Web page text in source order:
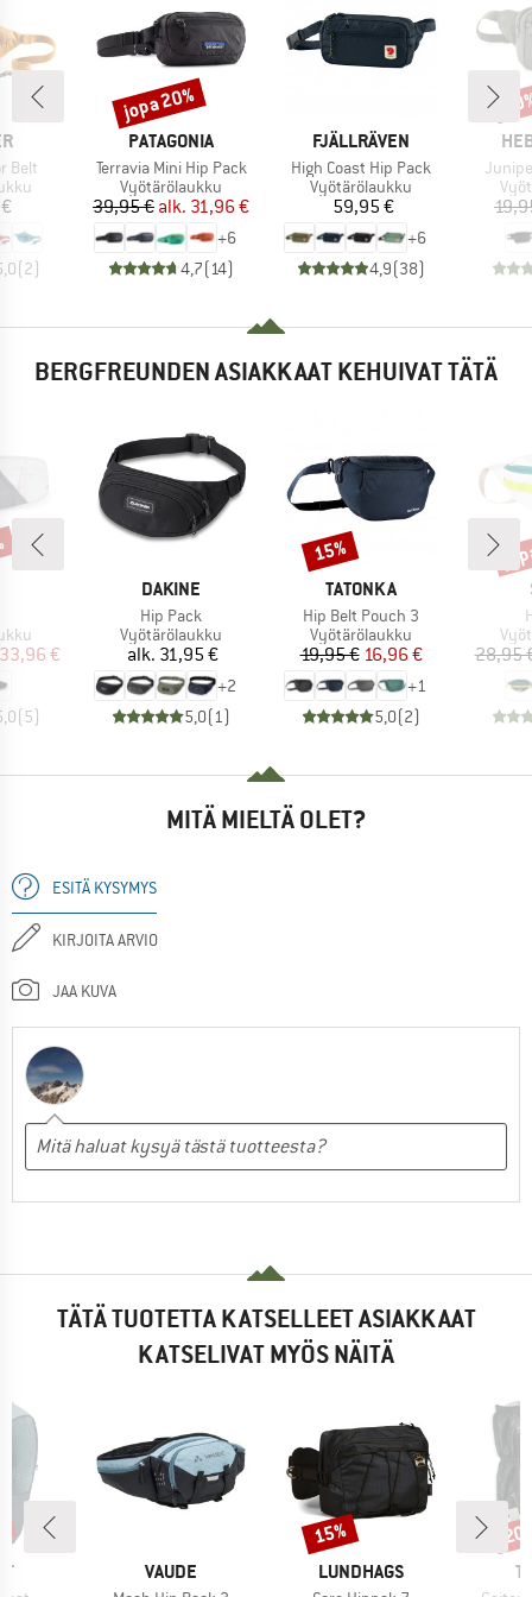
Belt
(2)
MERKKI
PATAGONIA
Tuote
Terravia Mini Hip Pack
Tuoteryhmä
Vyötärölaukku
Hinta
39,95 € Alennettu hinta
alk. 31,96 €
+6
4,7(14)
Alennus
jopa 20%
MERKKI
FJÄLLRÄVEN
Tuote
High Coast Hip Pack
Tuoteryhmä
Vyötärölaukku
Hinta
59,95 €
+6
4,9(38)
Tuote
BERGFREUNDEN ASIAKKAAT KEHUIVAT TÄTÄ
hinta
33,96 €
(5)
MERKKI
DAKINE
Tuote
Hip Pack
Tuoteryhmä
Vyötärölaukku
Hinta
alk. 31,95 €
+2
5,0(1)
MERKKI
TATONKA
Tuote
Hip Belt Pouch 3
Tuoteryhmä
Vyötärölaukku
Hinta
19,95 €Alennettu hinta
16,96 €
+1
5,0(2)
Alennus
15%
28,95
MITÄ MIELTÄ OLET?
ESITÄ KYSYMYS
KIRJOITA ARVIO
JAA KUVA
TÄTÄ TUOTETTA KATSELLEET ASIAKKAAT
KATSELIVAT MYÖS NÄITÄ
MERKKI
VAUDE MERKKI
LUNDHAGS
Alennus
15%